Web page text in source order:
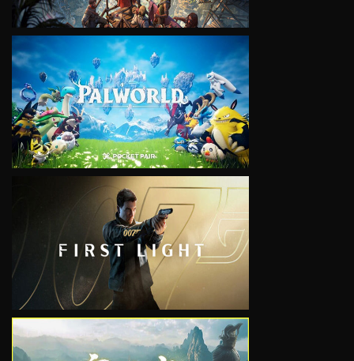
VIEW
VIEW